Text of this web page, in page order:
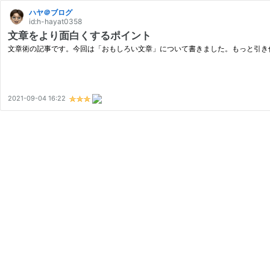
ハヤ＠ブログ
id:h-hayat0358
文章をより面白くするポイント
文章術の記事です。今回は「おもしろい文章」について書きました。もっと引き
2021-09-04 16:22